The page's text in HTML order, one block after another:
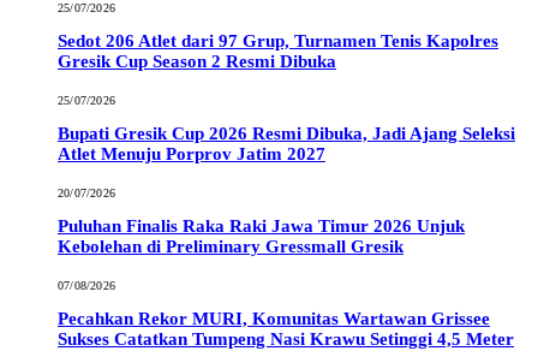
25/07/2026
Sedot 206 Atlet dari 97 Grup, Turnamen Tenis Kapolres
Gresik Cup Season 2 Resmi Dibuka
25/07/2026
Bupati Gresik Cup 2026 Resmi Dibuka, Jadi Ajang Seleksi
Atlet Menuju Porprov Jatim 2027
20/07/2026
Puluhan Finalis Raka Raki Jawa Timur 2026 Unjuk
Kebolehan di Preliminary Gressmall Gresik
07/08/2026
Pecahkan Rekor MURI, Komunitas Wartawan Grissee
Sukses Catatkan Tumpeng Nasi Krawu Setinggi 4,5 Meter